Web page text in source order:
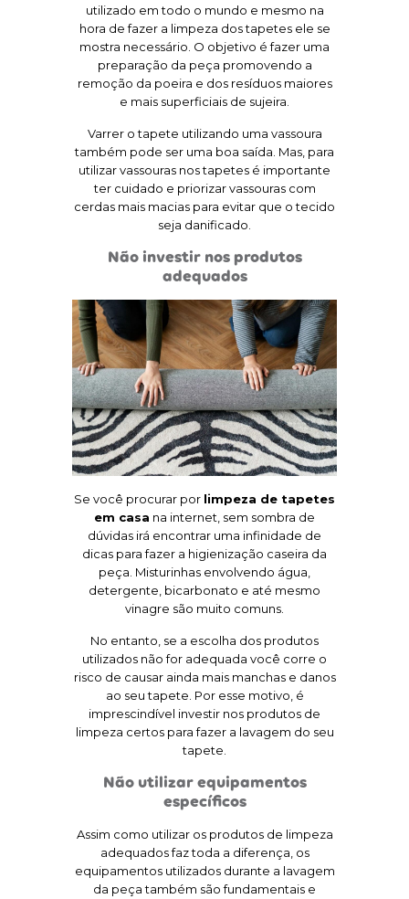
utilizado em todo o mundo e mesmo na
hora de fazer a limpeza dos tapetes ele se
mostra necessário. O objetivo é fazer uma
preparação da peça promovendo a
remoção da poeira e dos resíduos maiores
e mais superficiais de sujeira.
Varrer o tapete utilizando uma vassoura
também pode ser uma boa saída. Mas, para
utilizar vassouras nos tapetes é importante
ter cuidado e priorizar vassouras com
cerdas mais macias para evitar que o tecido
seja danificado.
Não investir nos produtos
adequados
Se você procurar por limpeza de tapetes
em casa na internet, sem sombra de
dúvidas irá encontrar uma infinidade de
dicas para fazer a higienização caseira da
peça. Misturinhas envolvendo água,
detergente, bicarbonato e até mesmo
vinagre são muito comuns.
No entanto, se a escolha dos produtos
utilizados não for adequada você corre o
risco de causar ainda mais manchas e danos
ao seu tapete. Por esse motivo, é
imprescindível investir nos produtos de
limpeza certos para fazer a lavagem do seu
tapete.
Não utilizar equipamentos
específicos
Assim como utilizar os produtos de limpeza
adequados faz toda a diferença, os
equipamentos utilizados durante a lavagem
da peça também são fundamentais e
ME LIGUE AGORA
5